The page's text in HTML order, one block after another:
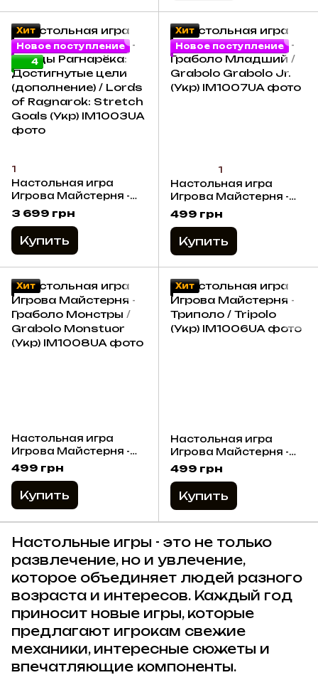
Хит
Новое поступление
4
1
Настольная игра
Игрова Майстерня -
Лорды Рагнарёка:
Достигнутые цели
(дополнение) / Lords
of Ragnarok: Stretch
3 699 грн
Купить
Хит
Новое поступление
1
Настольная игра
Игрова Майстерня -
Граболо Младший /
Grabolo Grabolo Jr.
(Укр)
499 грн
Купить
Хит
Настольная игра
Игрова Майстерня -
Граболо Монстры /
Grabolo Monstuor
(Укр)
499 грн
Купить
Хит
Настольная игра
Игрова Майстерня -
Триполо / Tripolo (Укр)
499 грн
Купить
Настольные игры - это не только
развлечение, но и увлечение,
которое объединяет людей разного
возраста и интересов. Каждый год
приносит новые игры, которые
предлагают игрокам свежие
механики, интересные сюжеты и
впечатляющие компоненты.